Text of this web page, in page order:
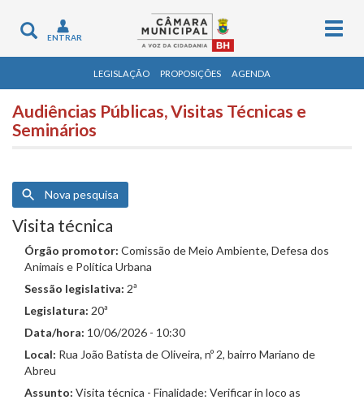
Toggle
navigation
ENTRAR
LEGISLAÇÃO PROPOSIÇÕES AGENDA
Audiências Públicas, Visitas Técnicas e
Seminários
Nova pesquisa
Visita técnica
Órgão promotor: Comissão de Meio Ambiente, Defesa dos
Animais e Política Urbana
Sessão legislativa: 2ª
Legislatura: 20ª
Data/hora: 10/06/2026 - 10:30
Local: Rua João Batista de Oliveira, nº 2, bairro Mariano de
Abreu
Assunto: Visita técnica - Finalidade: Verificar in loco as